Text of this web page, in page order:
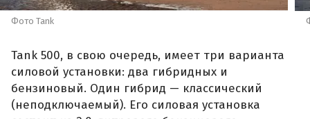
Фото Tank
Tank 500, в свою очередь, имеет три варианта
силовой установки: два гибридных и
бензиновый. Один гибрид — классический
(неподключаемый). Его силовая установка